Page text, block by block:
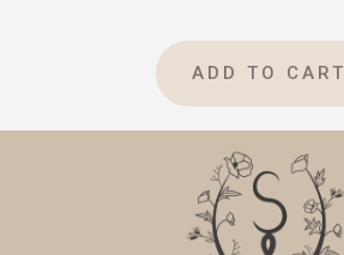
ADD TO CART